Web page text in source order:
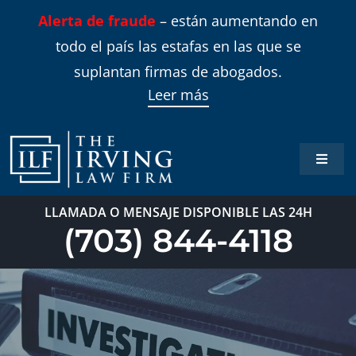
Alerta de fraude – están aumentando en
todo el país las estafas en las que se
suplantan firmas de abogados.
Leer más
Toggle
Inicio
LLAMADA O MENSAJE DISPONIBLE LAS 24H
(703) 844-4118